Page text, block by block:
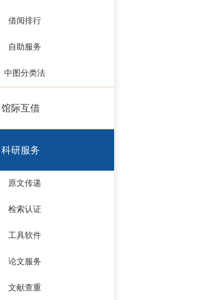
借阅排行
自助服务
中图分类法
馆际互借
科研服务
原文传递
检索认证
工具软件
论文服务
文献查重